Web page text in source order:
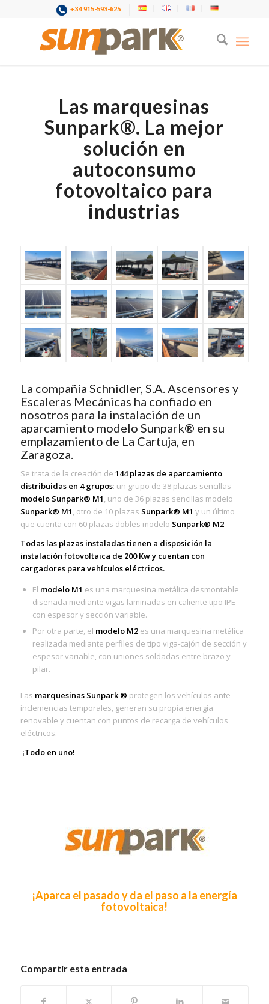
+34 915-593-625
Las marquesinas
Sunpark®. La mejor
solución en
autoconsumo
fotovoltaico para
industrias
La compañía Schnidler, S.A. Ascensores y
Escaleras Mecánicas ha confiado en
nosotros para la instalación de un
aparcamiento modelo Sunpark® en su
emplazamiento de La Cartuja, en
Zaragoza.
Se trata de la creación de 144 plazas de aparcamiento
distribuidas en 4 grupos: un grupo de 38 plazas sencillas
modelo Sunpark® M1, uno de 36 plazas sencillas modelo
Sunpark® M1, otro de 10 plazas Sunpark® M1 y un último
que cuenta con 60 plazas dobles modelo Sunpark® M2.
Todas las plazas instaladas tienen a disposición la
instalación fotovoltaica de 200 Kw y cuentan con
cargadores para vehículos eléctricos.
El modelo M1 es una marquesina metálica desmontable
diseñada mediante vigas laminadas en caliente tipo IPE
con espesor y sección variable.
Por otra parte, el modelo M2es una marquesina metálica
realizada mediante perfiles de tipo viga-cajón de sección y
espesor variable, con uniones soldadas entre brazo y
pilar.
Las marquesinas Sunpark ® protegen los vehículos ante
inclemencias temporales, generan su propia energía
renovable y cuentan con puntos de recarga de vehículos
eléctricos.
¡Todo en uno!
¡Aparca el pasado y da el paso a la energía
fotovoltaica!
Compartir esta entrada